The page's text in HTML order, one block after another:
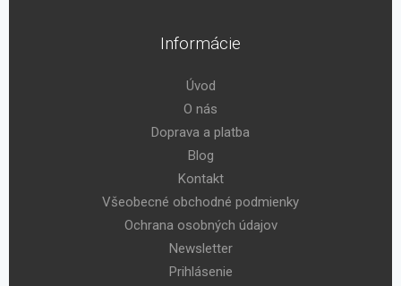
Informácie
Úvod
O nás
Doprava a platba
Blog
Kontakt
Všeobecné obchodné podmienky
Ochrana osobných údajov
Newsletter
Prihlásenie